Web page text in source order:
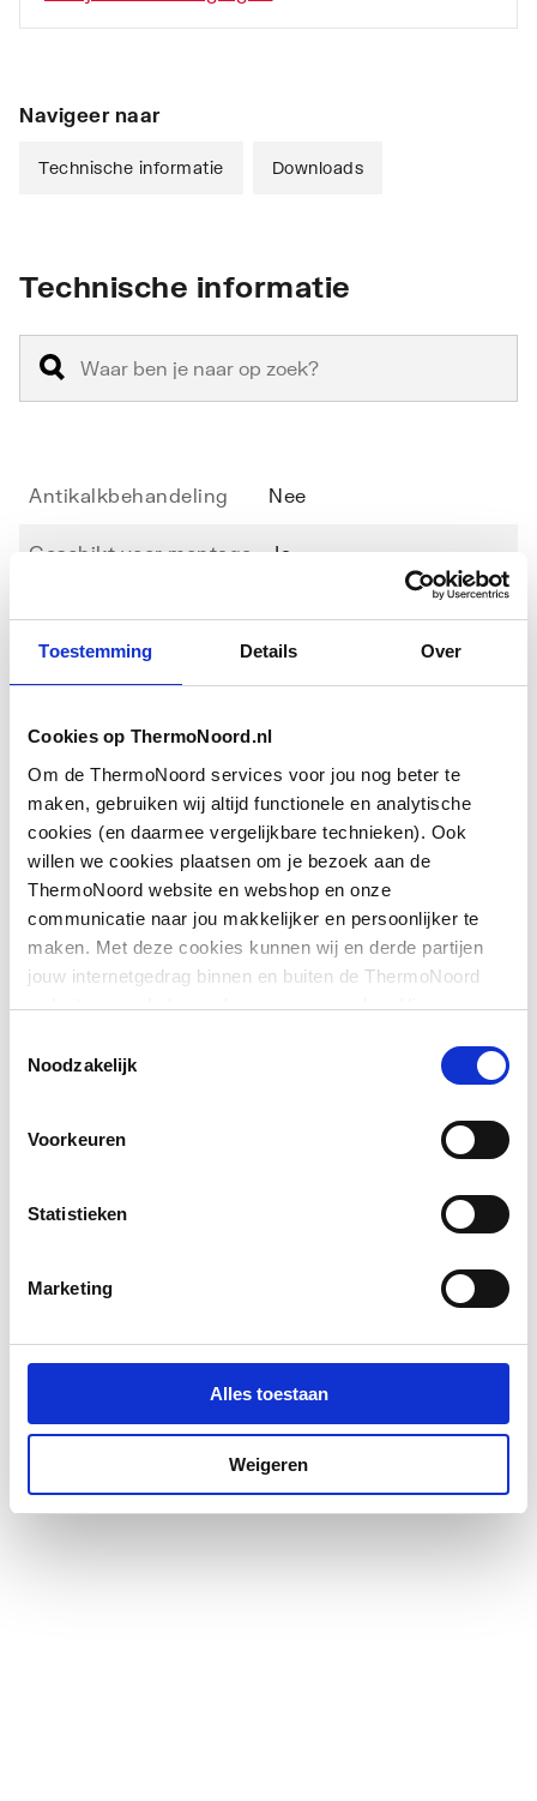
Toestemming Details Over
Cookies op ThermoNoord.nl
Om de ThermoNoord services voor jou nog beter te
maken, gebruiken wij altijd functionele en analytische
cookies (en daarmee vergelijkbare technieken). Ook
willen we cookies plaatsen om je bezoek aan de
ThermoNoord website en webshop en onze
communicatie naar jou makkelijker en persoonlijker te
maken. Met deze cookies kunnen wij en derde partijen
jouw internetgedrag binnen en buiten de ThermoNoord
website en webshop volgen en verzamelen. Hiermee
communicatie aan jouw interesses aan. We slaan je
Noodzakelijk
Voorkeuren
Statistieken
Marketing
Alles toestaan
Weigeren
Navigeer naar
Technische informatie Downloads
Technische informatie
Antikalkbehandeling Nee
Geschikt voor montage
Ja
op tegelvloer
Geschikt voor U-
Ja
Glas-/kunststofdecor Nee
Grootste breedte 855
Hoogte 2000
Kleinste breedte 855
Materiaal wanden
Met profiel
Profielglans
Type deur Schuif driedelig
Downloads
Exploded_view application/postscript
Pictogramimage/jpeg,475 KB
Exploded_viewapplication/postscript,47 KB
Montageinstructie 2 MB